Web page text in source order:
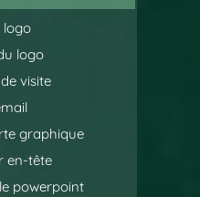
logo
logo
visite
graphique
en-tête
powerpoint